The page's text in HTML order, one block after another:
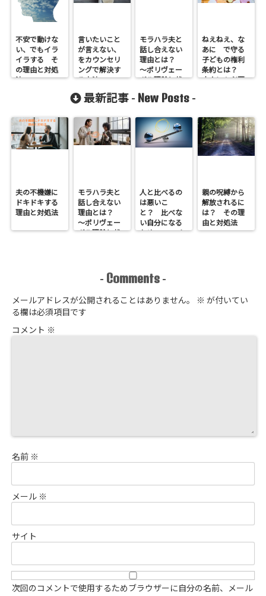
不安で動けな
い、でもイラ
イラする そ
の理由と対処
法
言いたいこと
が言えない、
をカウンセリ
ングで解決す
る方法
モラハラ夫と
話し合えない
理由とは？
～ポリヴェー
ガル理論と状
～
ねえねえ、な
あに で守る
子どもの権利
条約とは？
大人にも必要
最新記事 - New Posts -
夫の不機嫌に
ドキドキする
理由と対処法
モラハラ夫と
話し合えない
理由とは？
～ポリヴェー
ガル理論と状
人と比べるの
は悪いこ
と？ 比べな
い自分になる
ための5つのヒ
親の呪縛から
解放されるに
は？ その理
由と対処法
- Comments -
メールアドレスが公開されることはありません。 ※ が付いてい
る欄は必須項目です
コメント ※
名前 ※
メール ※
サイト
次回のコメントで使用するためブラウザーに自分の名前、メール